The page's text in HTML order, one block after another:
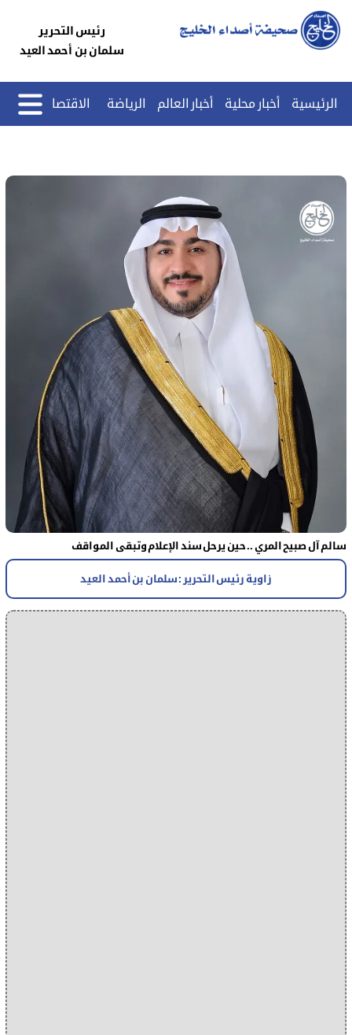
رئيس التحرير
سلمان بن أحمد العيد
الرئيسية أخبار محلية أخبار العالم الرياضة الاقتصاد
سالم آل صبيح المري .. حين يرحل سند الإعلام وتبقى المواقف
زاوية رئيس التحرير : سلمان بن أحمد العيد